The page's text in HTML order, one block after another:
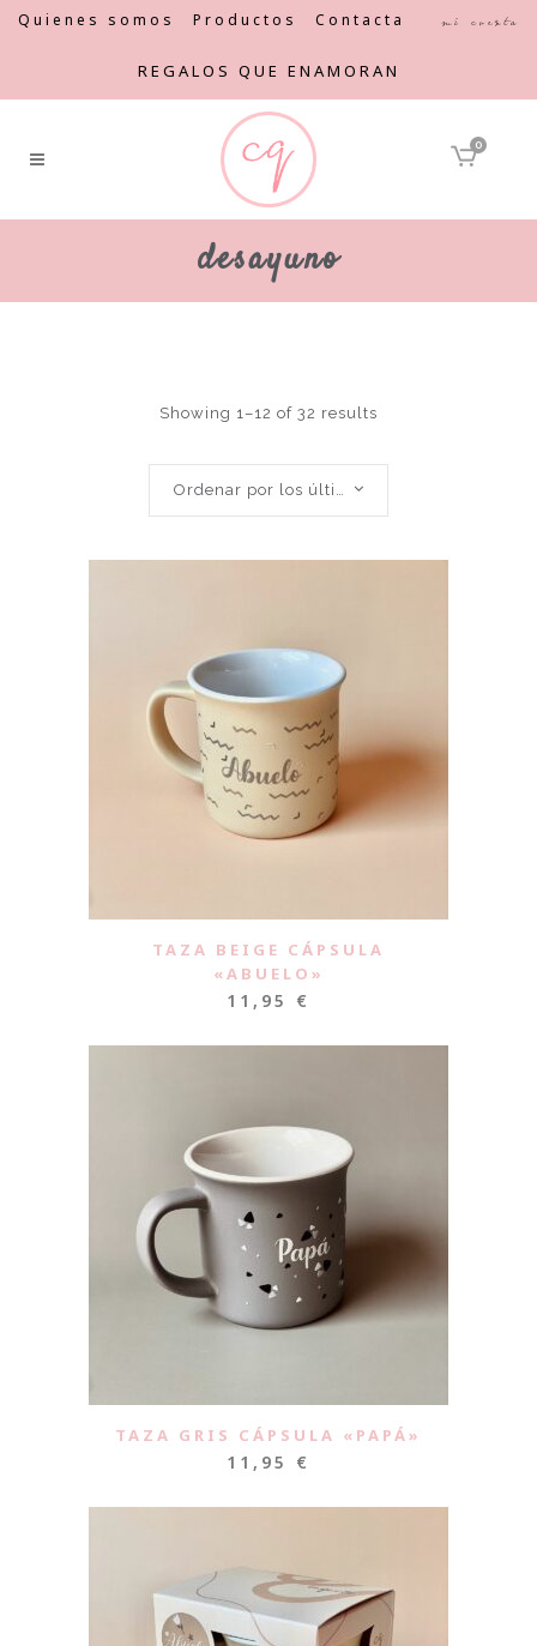
Quienes somos Productos Contacta Mi cuenta
REGALOS QUE ENAMORAN
0
desayuno
Showing 1–12 of 32 results
Ordenar por los últimos
TAZA BEIGE CÁPSULA
«ABUELO»
11,95 €
TAZA GRIS CÁPSULA «PAPÁ»
11,95 €